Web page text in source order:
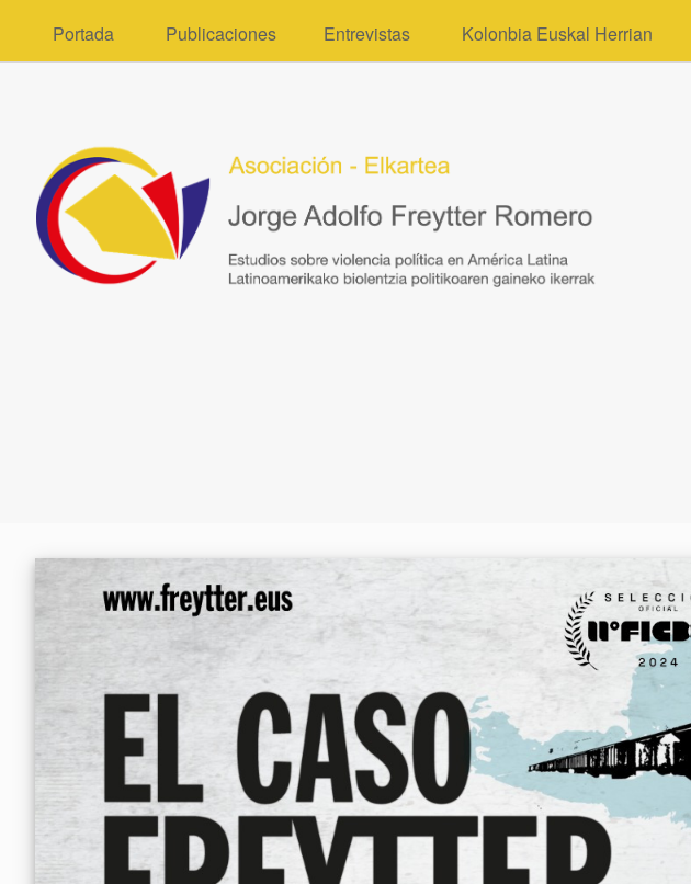
Portada Publicaciones Entrevistas Kolonbia Euskal Herrian